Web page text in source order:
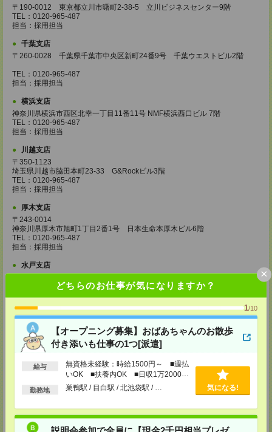
どちらのお仕事が気になりますか？
1/10
【オープニング募集】おばあちゃんのお散歩
付き添いも仕事の1つ[派遣]
給与
無資格未経験：時給1500円～ ■週払
いOK ■扶養内OK ■日収1万2000円
以上
勤務地 巣鴨駅 / 目白駅 / 北池袋駅 / … 気になる!
説明会参加で全員に【現金2千円相当プレゼ
×
〒190-0012 東京都立川市曙町2-38-5 立川ビジネスセンター9階
TEL：0120-965-487
担当：採用担当
千葉支店
〒260-0028 千葉県千葉市中央区新町24番9号 千葉ウエストビル2階
TEL：0120-965-487
担当：採用担当
横浜支店
神奈川県横浜市西区北幸一丁目11番11号 NMF横浜西口ビル 7階
TEL：0120-965-487
担当：採用担当
川越支店
〒350-1123
埼玉県川越市脇田本町23-33 G&Rockビル3階
TEL：0120-965-487
担当：採用担当
厚木支店
〒243-0014
神奈川県厚木市旭町1丁目2番1号 日本生命本厚木ビル6階
TEL：0120-965-487
担当：採用担当
水戸支店
甲南アセット水戸城南ビル 7階
TEL：0120-965-487
担当：採用担当
高崎支店
群馬県高崎市旭町34-5
旭町ビル5階
TEL：0120-965-487
担当：採用担当
〒320-0033 栃木県宇都宮市本町4-15 宇都宮NIビル3F
担当：採用担当
藤沢支店